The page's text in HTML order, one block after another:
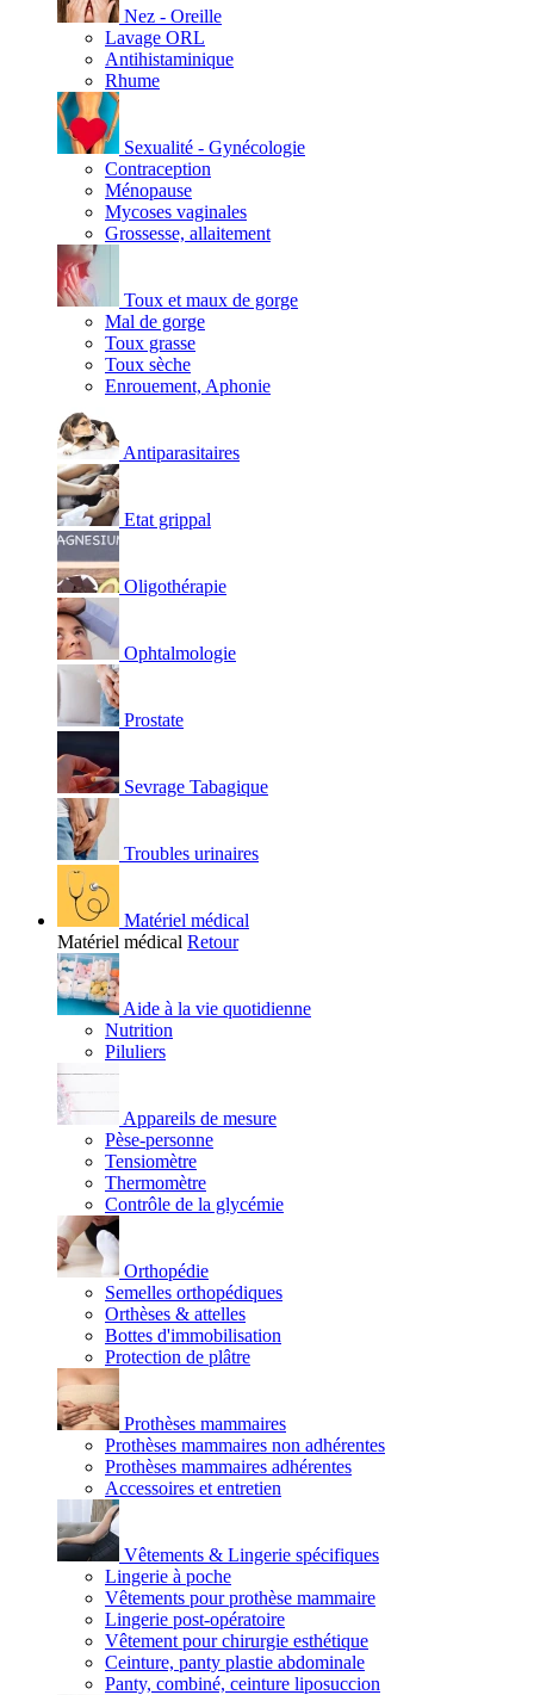
Nez - Oreille
Lavage ORL
Antihistaminique
Rhume
Sexualité - Gynécologie
Contraception
Ménopause
Mycoses vaginales
Grossesse, allaitement
Toux et maux de gorge
Mal de gorge
Toux grasse
Toux sèche
Enrouement, Aphonie
Antiparasitaires
Etat grippal
Oligothérapie
Ophtalmologie
Prostate
Sevrage Tabagique
Troubles urinaires
Matériel médical
Matériel médical Retour
Aide à la vie quotidienne
Nutrition
Piluliers
Appareils de mesure
Pèse-personne
Tensiomètre
Thermomètre
Contrôle de la glycémie
Orthopédie
Semelles orthopédiques
Orthèses & attelles
Bottes d'immobilisation
Protection de plâtre
Prothèses mammaires
Prothèses mammaires non adhérentes
Prothèses mammaires adhérentes
Accessoires et entretien
Vêtements & Lingerie spécifiques
Lingerie à poche
Vêtements pour prothèse mammaire
Lingerie post-opératoire
Vêtement pour chirurgie esthétique
Ceinture, panty plastie abdominale
Panty, combiné, ceinture liposuccion